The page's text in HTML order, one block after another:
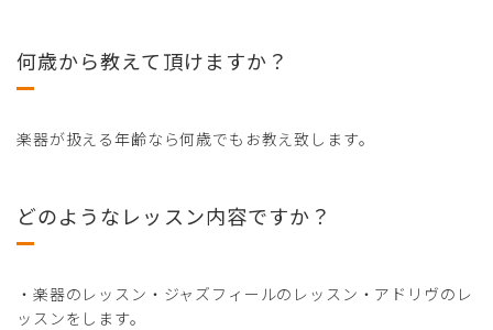
何歳から教えて頂けますか？
楽器が扱える年齢なら何歳でもお教え致します。
どのようなレッスン内容ですか？
・楽器のレッスン・ジャズフィールのレッスン・アドリヴのレ
ッスンをします。